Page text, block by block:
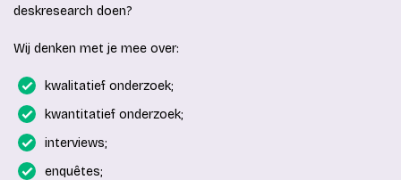
deskresearch doen?
Wij denken met je mee over:
kwalitatief onderzoek;
kwantitatief onderzoek;
interviews;
enquêtes;